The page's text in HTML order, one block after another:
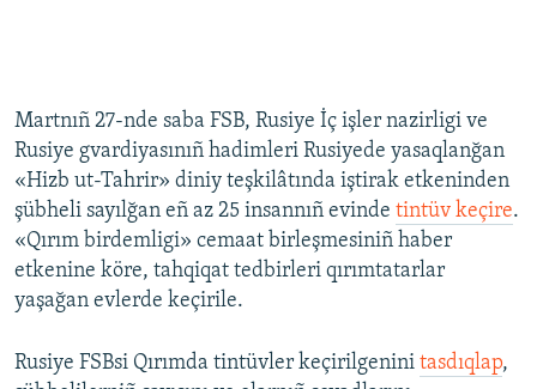
Martnıñ 27-nde saba ​FSB, Rusiye İç işler nazirligi ve
Rusiye gvardiyasınıñ hadimleri Rusiyede yasaqlanğan
«Hizb ut-Tahrir» diniy teşkilâtında iştirak etkeninden
şübheli sayılğan eñ az 25 insannıñ evinde tintüv keçire.
«Qırım birdemligi» cemaat birleşmesiniñ haber
etkenine köre, tahqiqat tedbirleri qırımtatarlar
yaşağan evlerde keçirile.
Rusiye FSBsi Qırımda tintüvler keçirilgenini tasdıqlap,